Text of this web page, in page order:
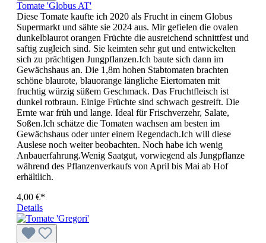
Tomate 'Globus AT'
Diese Tomate kaufte ich 2020 als Frucht in einem Globus
Supermarkt und sähte sie 2024 aus. Mir gefielen die ovalen
dunkelblaurot orangen Früchte die ausreichend schnittfest und
saftig zugleich sind. Sie keimten sehr gut und entwickelten
sich zu prächtigen Jungpflanzen.Ich baute sich dann im
Gewächshaus an. Die 1,8m hohen Stabtomaten brachten
schöne blaurote, blauorange längliche Eiertomaten mit
fruchtig würzig süßem Geschmack. Das Fruchtfleisch ist
dunkel rotbraun. Einige Früchte sind schwach gestreift. Die
Ernte war früh und lange. Ideal für Frischverzehr, Salate,
Soßen.Ich schätze die Tomaten wachsen am besten im
Gewächshaus oder unter einem Regendach.Ich will diese
Auslese noch weiter beobachten. Noch habe ich wenig
Anbauerfahrung.Wenig Saatgut, vorwiegend als Jungpflanze
während des Pflanzenverkaufs von April bis Mai ab Hof
erhältlich.
4,00 €*
Details